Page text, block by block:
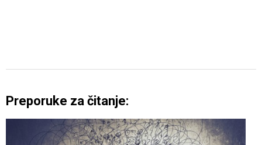
Preporuke za čitanje: